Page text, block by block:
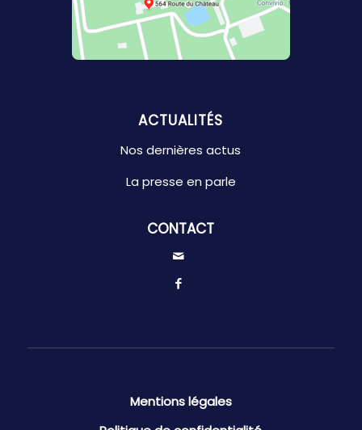
ACTUALITÉS
Nos dernières actus
La presse en parle
CONTACT
Mentions légales